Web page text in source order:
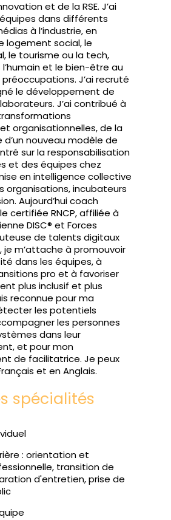
et de la RSE. J’ai
dans différents
à l’industrie, en
logement social, le
le tourisme ou la tech,
et le bien-être au
J’ai recruté
le développement de
J’ai contribué à
organisationnelles, de la
d’un nouveau modèle de
sur la responsabilisation
et des équipes chez
en intelligence collective
organisations, incubateurs
Aujourd’hui coach
certifiée RNCP, affiliée à
DISC® et Forces
de talents digitaux
m’attache à promouvoir
dans les équipes, à
pro et à favoriser
plus inclusif et plus
reconnue pour ma
les potentiels
les personnes
dans leur
et pour mon
de facilitatrice. Je peux
et en Anglais.
spécialités
: orientation et
transition de
d'entretien, prise de